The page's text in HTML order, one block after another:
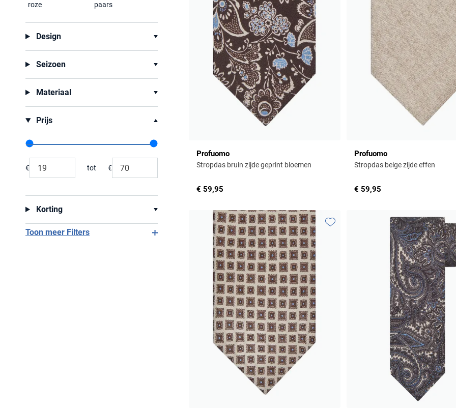
roze
paars
Design
Seizoen
Materiaal
Prijs
Range slider min value
Range slider max value
€
tot
€
Korting
Toon meer Filters
Profuomo
Stropdas bruin zijde geprint bloemen
€ 59,95
Profuomo
Stropdas beige zijde effen
€ 59,95
Toevoegen aan favorieten